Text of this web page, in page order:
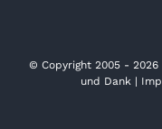
© Copyright 2005 - 2026
und Dank|